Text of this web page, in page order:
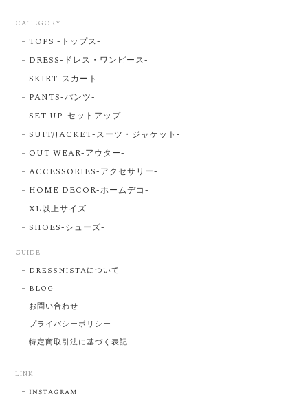
CATEGORY
TOPS -トップス-
DRESS-ドレス・ワンピース-
SKIRT-スカート-
PANTS-パンツ-
SET UP-セットアップ-
SUIT/JACKET-スーツ・ジャケット-
OUT WEAR-アウター-
ACCESSORIES-アクセサリー-
HOME DECOR-ホームデコ-
XL以上サイズ
SHOES-シューズ-
GUIDE
DRESSNISTAについて
BLOG
お問い合わせ
プライバシーポリシー
特定商取引法に基づく表記
LINK
instagram